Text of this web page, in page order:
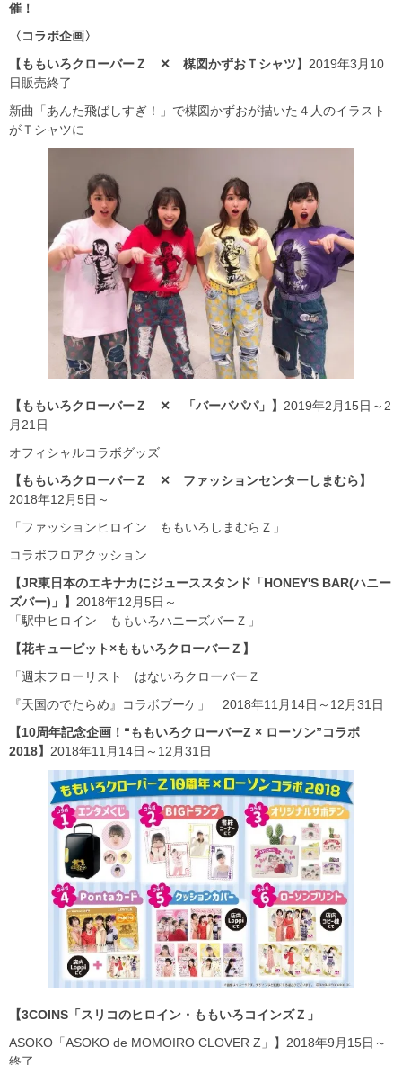
催！
〈コラボ企画〉
【ももいろクローバーＺ ✕ 楳図かずおＴシャツ】 2019年3月10
日販売終了
新曲「あんた飛ばしすぎ！」で楳図かずおが描いた４人のイラスト
がＴシャツに
【ももいろクローバーＺ ✕ 「バーバパパ」】 2019年2月15日～2
月21日
オフィシャルコラボグッズ
【ももいろクローバーＺ ✕ ファッションセンターしまむら】
2018年12月5日～
「ファッションヒロイン ももいろしまむらＺ」
コラボフロアクッション
【JR東日本のエキナカにジューススタンド「HONEY'S BAR(ハニー
ズバー)」】 2018年12月5日～
「駅中ヒロイン ももいろハニーズバーＺ」
【花キューピット×ももいろクローバーＺ】
「週末フローリスト はないろクローバーＺ
『天国のでたらめ』コラボブーケ」 2018年11月14日～12月31日
【10周年記念企画！“ももいろクローバーZ × ローソン”コラボ
2018】 2018年11月14日～12月31日
【3COINS「スリコのヒロイン・ももいろコインズＺ」
ASOKO「ASOKO de MOMOIRO CLOVER Z」】2018年9月15日～
終了